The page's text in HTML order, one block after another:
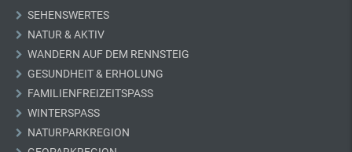
SEHENSWERTES
NATUR & AKTIV
WANDERN AUF DEM RENNSTEIG
GESUNDHEIT & ERHOLUNG
FAMILIENFREIZEITSPASS
WINTERSPASS
NATURPARKREGION